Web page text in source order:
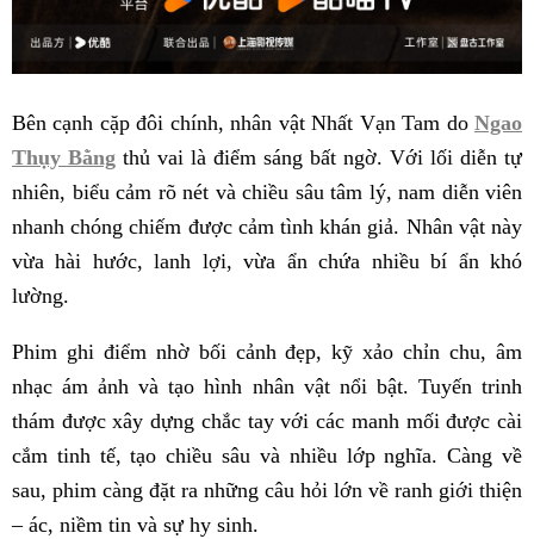
Bên cạnh cặp đôi chính, nhân vật Nhất Vạn Tam do Ngao
Thụy Bằng thủ vai là điểm sáng bất ngờ. Với lối diễn tự
nhiên, biểu cảm rõ nét và chiều sâu tâm lý, nam diễn viên
nhanh chóng chiếm được cảm tình khán giả. Nhân vật này
vừa hài hước, lanh lợi, vừa ẩn chứa nhiều bí ẩn khó
lường.
Phim ghi điểm nhờ bối cảnh đẹp, kỹ xảo chỉn chu, âm
nhạc ám ảnh và tạo hình nhân vật nổi bật. Tuyến trinh
thám được xây dựng chắc tay với các manh mối được cài
cắm tinh tế, tạo chiều sâu và nhiều lớp nghĩa. Càng về
sau, phim càng đặt ra những câu hỏi lớn về ranh giới thiện
– ác, niềm tin và sự hy sinh.